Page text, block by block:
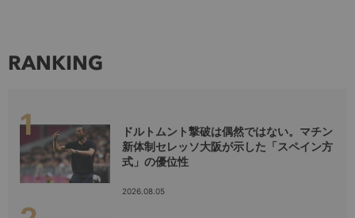
RANKING
ドルトムント撃破は偶然ではない。マチン
新体制セレッソ大阪が示した「スペイン方
式」の優位性
2026.08.05